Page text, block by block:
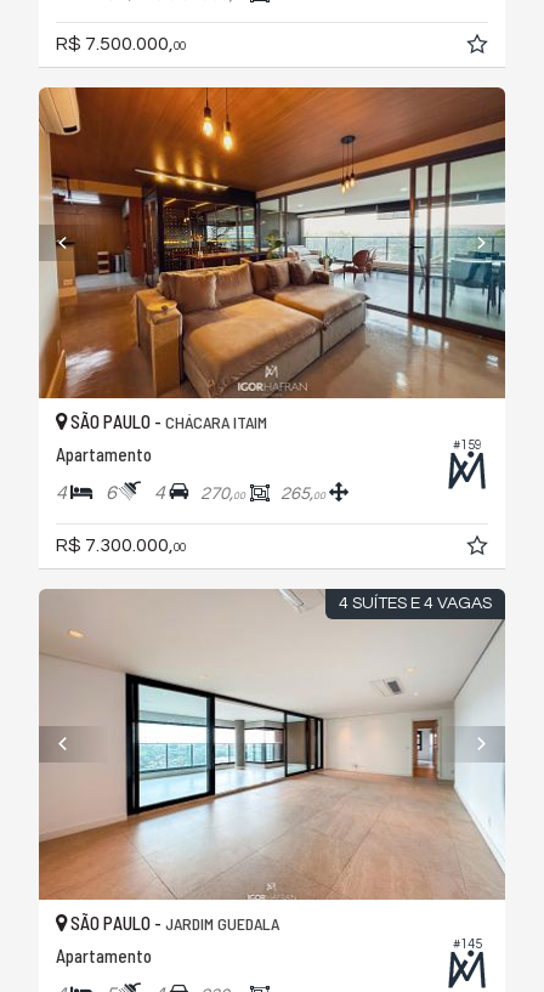
R$ 7.500.000, 00
#159
SÃO PAULO - CHÁCARA ITAIM
Apartamento
4 6 4 270,00 265,00
R$ 7.300.000, 00
4 SUÍTES E 4 VAGAS
#145
SÃO PAULO - JARDIM GUEDALA
Apartamento